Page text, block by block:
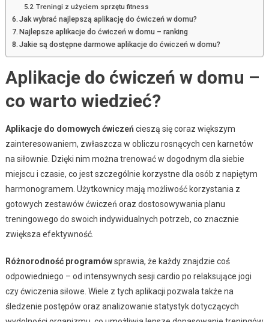
Treningi z użyciem sprzętu fitness
Jak wybrać najlepszą aplikację do ćwiczeń w domu?
Najlepsze aplikacje do ćwiczeń w domu – ranking
Jakie są dostępne darmowe aplikacje do ćwiczeń w domu?
Aplikacje do ćwiczeń w domu –
co warto wiedzieć?
Aplikacje do domowych ćwiczeń cieszą się coraz większym
zainteresowaniem, zwłaszcza w obliczu rosnących cen karnetów
na siłownie. Dzięki nim można trenować w dogodnym dla siebie
miejscu i czasie, co jest szczególnie korzystne dla osób z napiętym
harmonogramem. Użytkownicy mają możliwość korzystania z
gotowych zestawów ćwiczeń oraz dostosowywania planu
treningowego do swoich indywidualnych potrzeb, co znacznie
zwiększa efektywność.
Różnorodność programówsprawia, że każdy znajdzie coś
odpowiedniego – od intensywnych sesji cardio po relaksujące jogi
czy ćwiczenia siłowe. Wiele z tych aplikacji pozwala także na
śledzenie postępów oraz analizowanie statystyk dotyczących